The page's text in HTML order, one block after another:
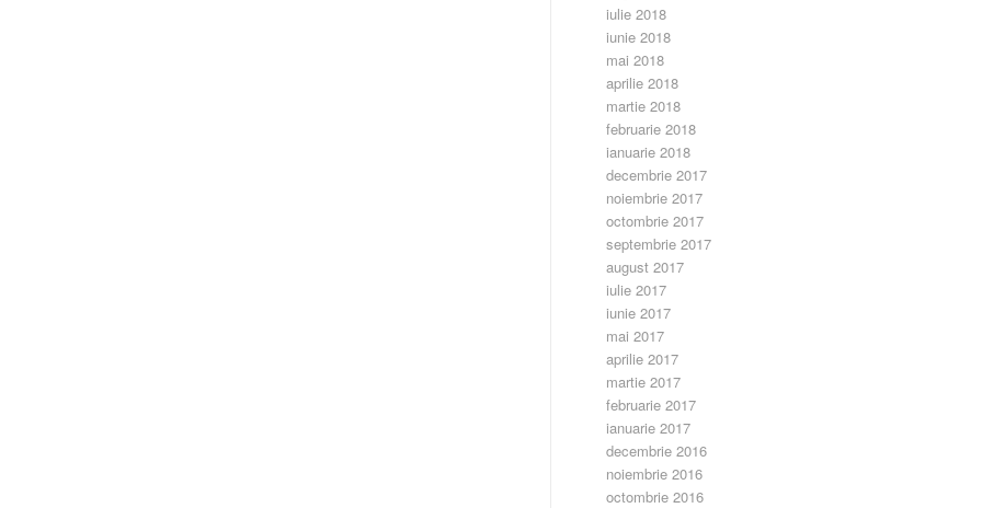
iulie 2018
iunie 2018
mai 2018
aprilie 2018
martie 2018
februarie 2018
ianuarie 2018
decembrie 2017
noiembrie 2017
octombrie 2017
septembrie 2017
august 2017
iulie 2017
iunie 2017
mai 2017
aprilie 2017
martie 2017
februarie 2017
ianuarie 2017
decembrie 2016
noiembrie 2016
octombrie 2016